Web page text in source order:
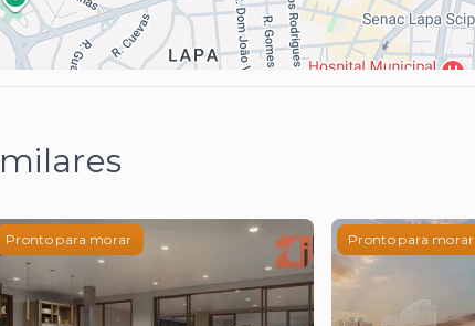
Pronto para morar Pronto para morar